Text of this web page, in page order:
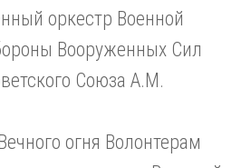
оркестр Военной
Вооруженных Сил
Союза А.М.
огня Волонтерам